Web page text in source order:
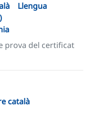
Llengua
prova del certificat
català